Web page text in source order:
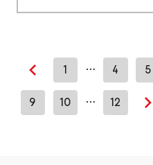
Previous page
1 … 4 5
9 10 … 12